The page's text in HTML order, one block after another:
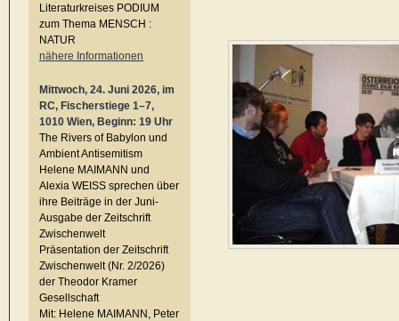
Literaturkreises PODIUM
zum Thema MENSCH :
NATUR
nähere Informationen
Mittwoch, 24. Juni 2026, im
RC, Fischerstiege 1–7,
1010 Wien, Beginn: 19 Uhr
The Rivers of Babylon und
Ambient Antisemitism
Helene MAIMANN und
Alexia WEISS sprechen über
ihre Beiträge in der Juni-
Ausgabe der Zeitschrift
Zwischenwelt
Präsentation der Zeitschrift
Zwischenwelt (Nr. 2/2026)
der Theodor Kramer
Gesellschaft
Mit: Helene MAIMANN, Peter